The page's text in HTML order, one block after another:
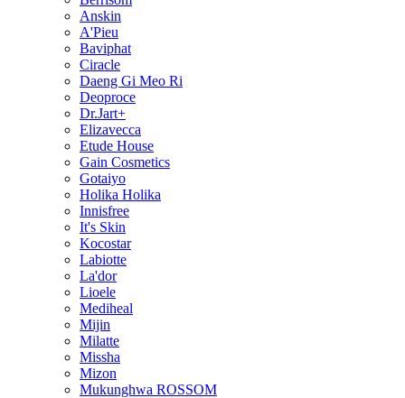
Anskin
A'Pieu
Baviphat
Ciracle
Daeng Gi Meo Ri
Deoproce
Dr.Jart+
Elizavecca
Etude House
Gain Cosmetics
Gotaiyo
Holika Holika
Innisfree
It's Skin
Kocostar
Labiotte
La'dor
Lioele
Mediheal
Mijin
Milatte
Missha
Mizon
Mukunghwa ROSSOM